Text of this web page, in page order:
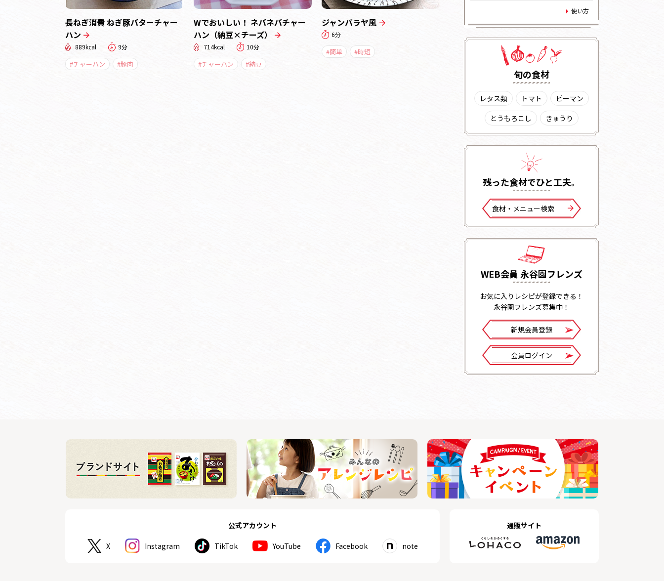
長ねぎ消費 ねぎ豚バターチャー
ハン
889kcal 9分
#チャーハン #豚肉
Wでおいしい！ ネバネバチャー
ハン（納豆×チーズ）
714kcal 10分
#チャーハン #納豆
ジャンバラヤ風
6分
#簡単 #時短
使い方
旬の⾷材
レタス類 トマト
ピーマン
とうもろこし
きゅうり
残った⾷材でひと⼯夫。
⾷材・メニュー検索
WEB会員 永谷園フレンズ
お気に入りレシピが登録できる！
永谷園フレンズ募集中！
新規会員登録
会員ログイン
公式アカウント
X Instagram TikTok YouTube Facebook note
通販サイト